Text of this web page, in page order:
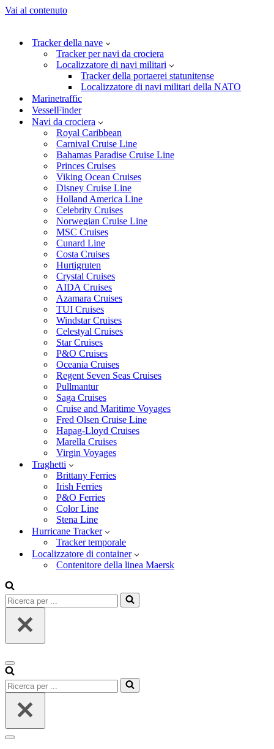
Vai al contenuto
Tracker della nave
Tracker per navi da crociera
Localizzatore di navi militari
Tracker della portaerei statunitense
Localizzatore di navi militari della NATO
Marinetraffic
VesselFinder
Navi da crociera
Royal Caribbean
Carnival Cruise Line
Bahamas Paradise Cruise Line
Princes Cruises
Viking Ocean Cruises
Disney Cruise Line
Holland America Line
Celebrity Cruises
Norwegian Cruise Line
MSC Cruises
Cunard Line
Costa Cruises
Hurtigruten
Crystal Cruises
AIDA Cruises
Azamara Cruises
TUI Cruises
Windstar Cruises
Celestyal Cruises
Star Cruises
P&O Cruises
Oceania Cruises
Regent Seven Seas Cruises
Pullmantur
Saga Cruises
Cruise and Maritime Voyages
Fred Olsen Cruise Line
Hapag-Lloyd Cruises
Marella Cruises
Virgin Voyages
Traghetti
Brittany Ferries
Irish Ferries
P&O Ferries
Color Line
Stena Line
Hurricane Tracker
Tracker temporale
Localizzatore di container
Contenitore della linea Maersk
Ricerca
per
Menu
di
navigazione
Ricerca
per
Menu